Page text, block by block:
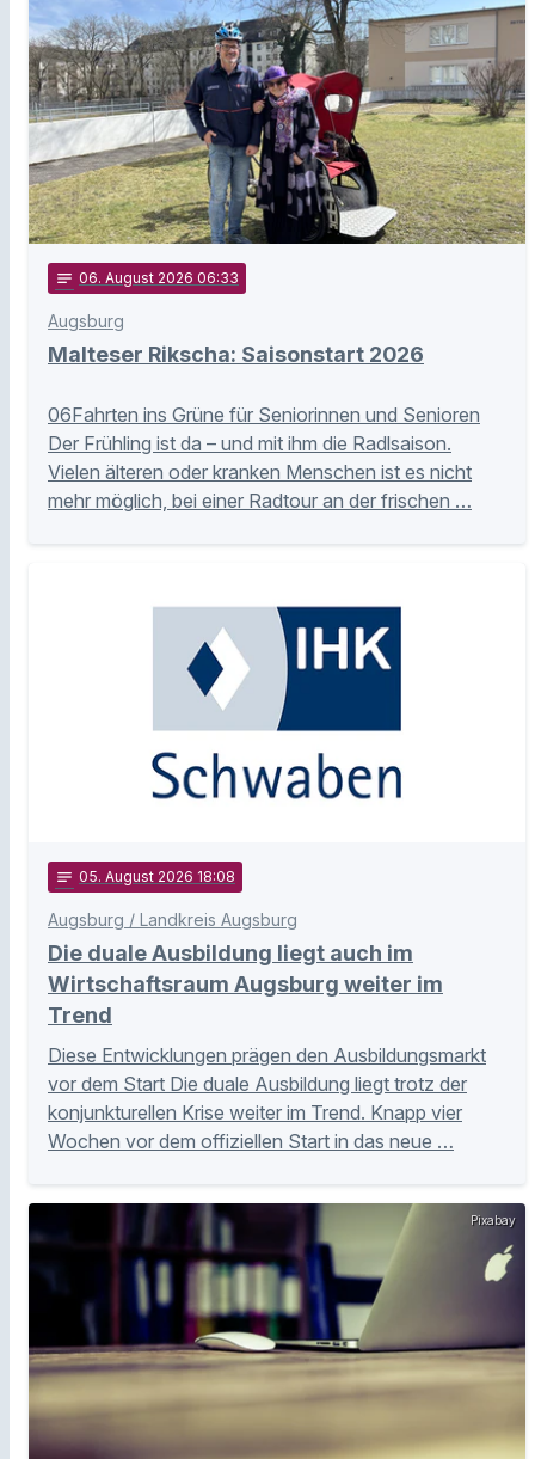
notes 06. August 2026 06:33
Augsburg
Malteser Rikscha: Saisonstart 2026
06Fahrten ins Grüne für Seniorinnen und Senioren
Der Frühling ist da – und mit ihm die Radlsaison.
Vielen älteren oder kranken Menschen ist es nicht
mehr möglich, bei einer Radtour an der frischen …
notes 05. August 2026 18:08
Augsburg / Landkreis Augsburg
Die duale Ausbildung liegt auch im
Wirtschaftsraum Augsburg weiter im
Trend
Diese Entwicklungen prägen den Ausbildungsmarkt
vor dem Start Die duale Ausbildung liegt trotz der
konjunkturellen Krise weiter im Trend. Knapp vier
Wochen vor dem offiziellen Start in das neue …
Pixabay